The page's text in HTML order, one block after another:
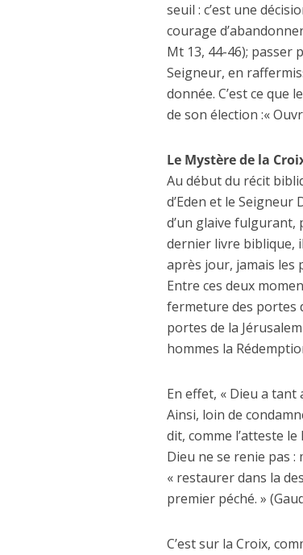
seuil : c’est une
courage
Mt 13, 44-46); passer
Seigneur, en
donnée. C’est ce que
de son élection :«
Le Mystère de la
Au début du récit
d’Eden et le Seigneur
d’un glaive fulgurant,
dernier livre biblique,
après jour, jamais les
Entre ces deux
fermeture des portes
portes de la
hommes la
En effet, « Dieu a tant
Ainsi, loin de
dit, comme l’atteste le
Dieu ne se renie pas
« restaurer dans la
premier péché. »
C’est sur la Croix,